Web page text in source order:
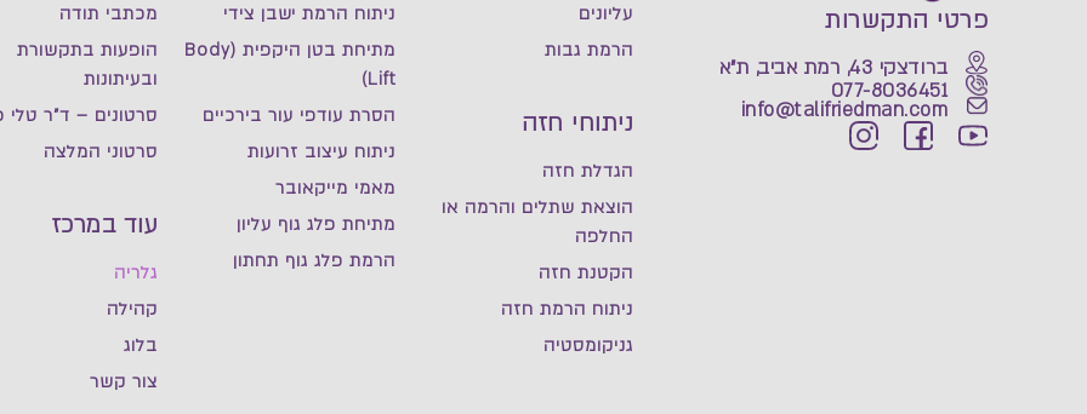
פרטי התקשרות
ברודצקי 43, רמת אביב, ת"א
077-8036451
info@talifriedman.com
עליונים
הרמת גבות
ניתוחי חזה
הגדלת חזה
הוצאת שתלים והרמה או
החלפה
הקטנת חזה
ניתוח הרמת חזה
גניקומסטיה
ניתוח הרמת ישבן צידי
מתיחת בטן היקפית (Body
Lift)
הסרת עודפי עור בירכיים
ניתוח עיצוב זרועות
מאמי מייקאובר
מתיחת פלג גוף עליון
הרמת פלג גוף תחתון
מכתבי תודה
הופעות בתקשורת
ובעיתונות
סרטונים – ד"ר טלי
סרטוני המלצה
עוד במרכז
גלריה
קהילה
בלוג
צור קשר